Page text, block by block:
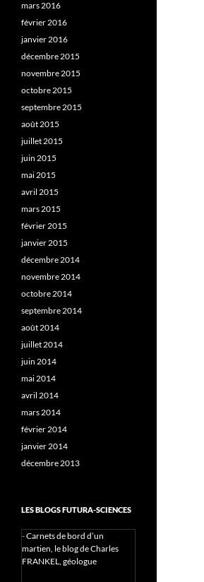
mars 2016
février 2016
janvier 2016
décembre 2015
novembre 2015
octobre 2015
septembre 2015
août 2015
juillet 2015
juin 2015
mai 2015
avril 2015
mars 2015
février 2015
janvier 2015
décembre 2014
novembre 2014
octobre 2014
septembre 2014
août 2014
juillet 2014
juin 2014
mai 2014
avril 2014
mars 2014
février 2014
janvier 2014
décembre 2013
LES BLOGS FUTURA-SCIENCES
-Carnets de bord d’un
martien, le blog de Charles
FRANKEL, géologue